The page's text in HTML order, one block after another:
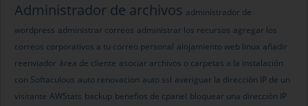
Administrador de archivos administrador de
wordpress administrar correos administrar los recursos agregar los
correos corporativos a tu correo personal alojamiento web linux añadir
reenviador área de cliente asociar archivos o carpetas a la instalación
con Softaculous auto renovacion auto ssl averiguar la dirección IP de un
visitante AWStats backup benefios de cpanel bloquear una dirección IP